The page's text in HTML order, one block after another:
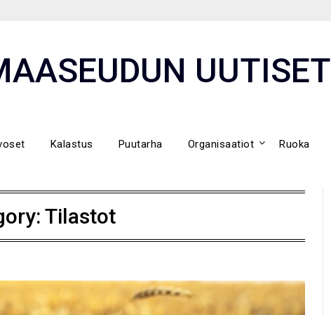
UUTISET
Kalastus Puutarha Organisaatiot Ruoka
Tilastot